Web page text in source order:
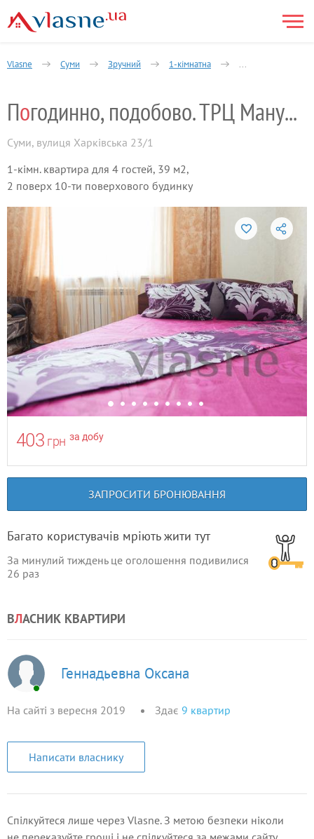
Vlasne Суми Зручний 1-кімнатна Харківська вулиця
По годинно, подобово. ТРЦ Мануфактура
Суми, вулиця Харківська 23/1
1-кімн. квартира для 4 гостей, 39 м2,
2 поверх 10-ти поверхового будинку
403 грн за добу
ЗАПРОСИТИ БРОНЮВАННЯ
Багато користувачів мріють жити тут
За минулий тиждень це оголошення подивилися
26 раз
ВЛАСНИК КВАРТИРИ
Геннадьевна Оксана
На сайті з вересня 2019 Здає 9 квартир
Написати власнику
Спілкуйтеся лише через Vlasne. З метою безпеки ніколи